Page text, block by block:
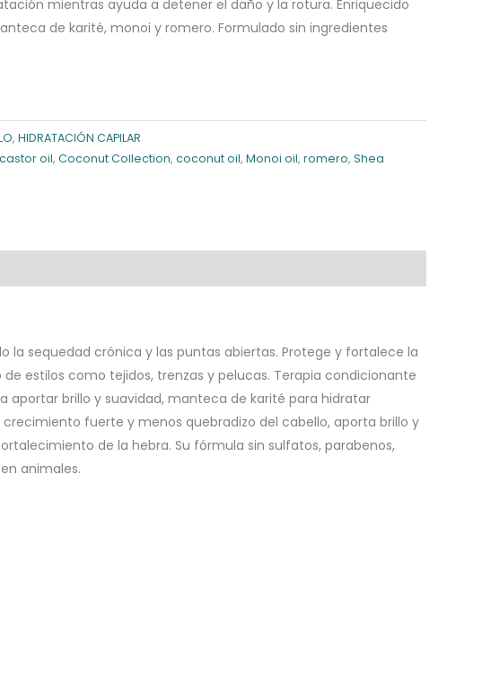
mientras ayuda a detener el daño y la rotura. Enriquecido
de karité, monoi y romero. Formulado sin ingredientes
, HIDRATACIÓN CAPILAR
oil, Coconut Collection, coconut oil, Monoi oil, romero, Shea
la sequedad crónica y las puntas abiertas. Protege y fortalece la
estilos como tejidos, trenzas y pelucas. Terapia condicionante
brillo y suavidad, manteca de karité para hidratar
fuerte y menos quebradizo del cabello, aporta brillo y
de la hebra. Su fórmula sin sulfatos, parabenos,
animales.